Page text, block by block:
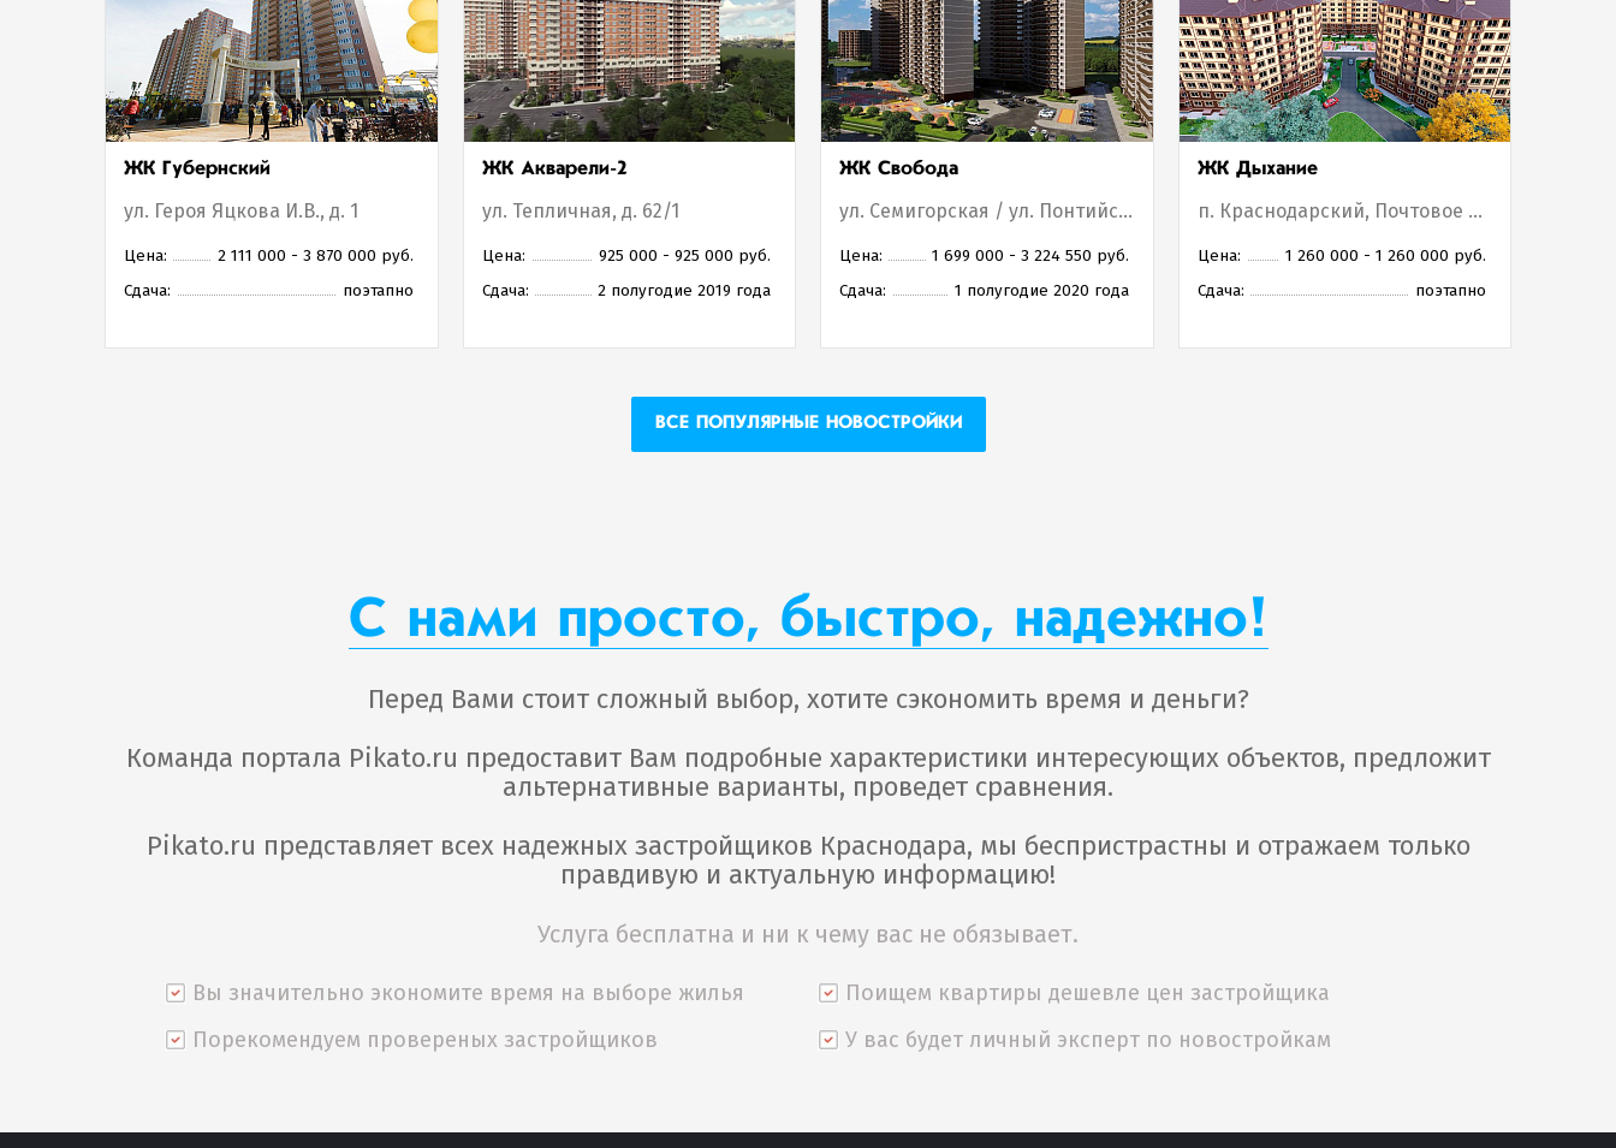
ЖК Губернский
ул. Героя Яцкова И.В., д. 1
Цена:
2 111 000 - 3 870 000 руб.
Сдача:
поэтапно
ЖК Акварели-2
ул. Тепличная, д. 62/1
Цена:
925 000 - 925 000 руб.
Сдача:
2 полугодие 2019 года
ЖК Свобода
ул. Семигорская / ул. Понтийская
Цена:
1 699 000 - 3 224 550 руб.
Сдача:
1 полугодие 2020 года
ЖК Дыхание
п. Краснодарский, Почтовое отделение 57
Цена:
1 260 000 - 1 260 000 руб.
Сдача:
поэтапно
ВСЕ ПОПУЛЯРНЫЕ НОВОСТРОЙКИ
С нами просто, быстро, надежно!
Перед Вами стоит сложный выбор, хотите сэкономить время и деньги?
Команда портала Pikato.ru предоставит Вам подробные характеристики интересующих объектов, предложит
альтернативные варианты, проведет сравнения.
Pikato.ru представляет всех надежных застройщиков Краснодара, мы беспристрастны и отражаем только
правдивую и актуальную информацию!
Услуга бесплатна и ни к чему вас не обязывает.
Вы значительно экономите время на выборе жилья
Порекомендуем провереных застройщиков
Поищем квартиры дешевле цен застройщика
У вас будет личный эксперт по новостройкам